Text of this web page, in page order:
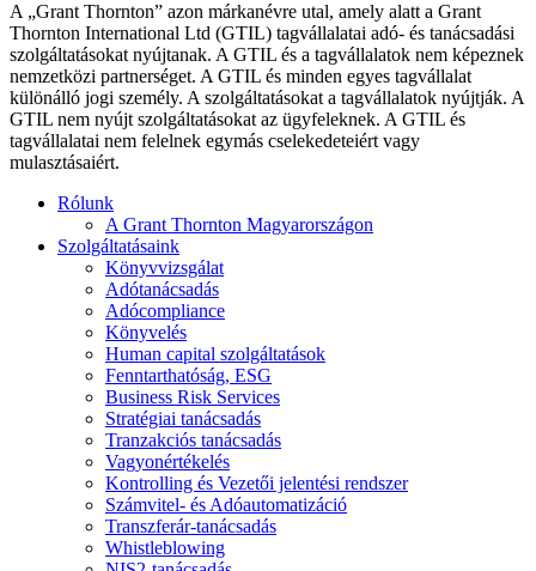
A „Grant Thornton” azon márkanévre utal, amely alatt a Grant
Thornton International Ltd (GTIL) tagvállalatai adó- és tanácsadási
szolgáltatásokat nyújtanak. A GTIL és a tagvállalatok nem képeznek
nemzetközi partnerséget. A GTIL és minden egyes tagvállalat
különálló jogi személy. A szolgáltatásokat a tagvállalatok nyújtják. A
GTIL nem nyújt szolgáltatásokat az ügyfeleknek. A GTIL és
tagvállalatai nem felelnek egymás cselekedeteiért vagy
mulasztásaiért.
Rólunk
A Grant Thornton Magyarországon
Szolgáltatásaink
Könyvvizsgálat
Adótanácsadás
Adócompliance
Könyvelés
Human capital szolgáltatások
Fenntarthatóság, ESG
Business Risk Services
Stratégiai tanácsadás
Tranzakciós tanácsadás
Vagyonértékelés
Kontrolling és Vezetői jelentési rendszer
Számvitel- és Adóautomatizáció
Transzferár-tanácsadás
Whistleblowing